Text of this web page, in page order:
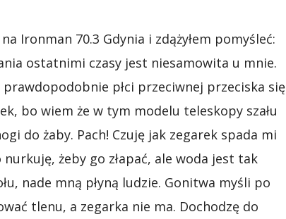
Ironman 70.3 Gdynia i zdążyłem pomyśleć:
ostatnimi czasy jest niesamowita u mnie.
płci przeciwnej przeciska się
bo wiem że w tym modelu teleskopy szału
do żaby. Pach! Czuję jak zegarek spada mi
żeby go złapać, ale woda jest tak
nade mną płyną ludzie. Gonitwa myśli po
tlenu, a zegarka nie ma. Dochodzę do